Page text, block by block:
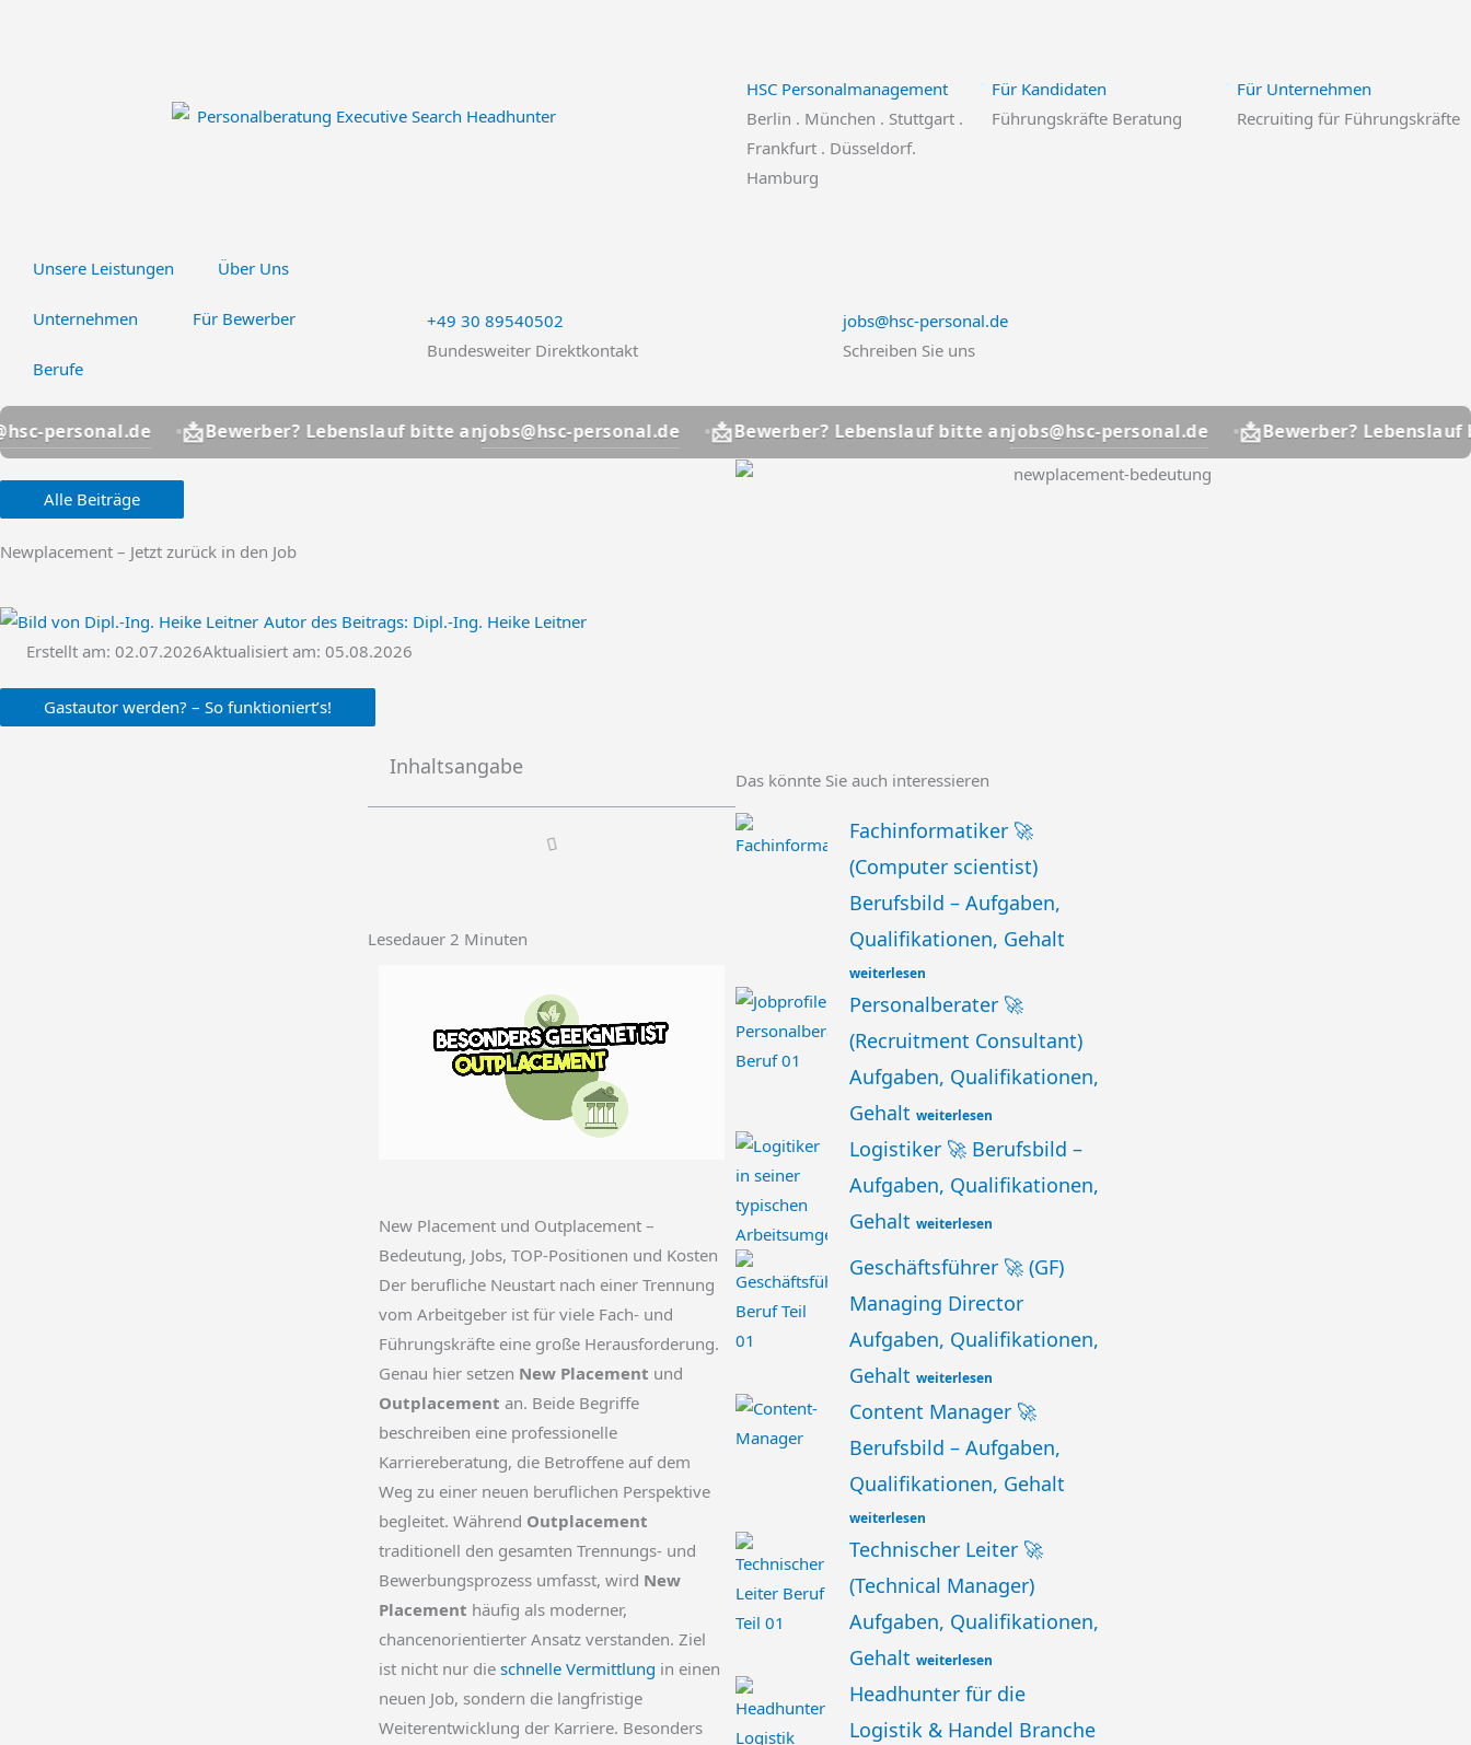
HSC Personalmanagement
Berlin . München . Stuttgart .
Frankfurt . Düsseldorf.
Hamburg
Für Kandidaten
Führungskräfte Beratung
Für Unternehmen
Recruiting für Führungskräfte
Unsere Leistungen Über Uns
Unternehmen Für Bewerber
Berufe
+49 30 89540502
Bundesweiter Direktkontakt
jobs@hsc-personal.de
Schreiben Sie uns
📩Bewerber? Lebenslauf bitte anjobs@hsc-personal.de 📩Bewerber? Lebenslauf bitte anjobs@hsc-personal.de 📩Bewerber? Lebenslauf bitte an
Alle Beiträge
Newplacement – Jetzt zurück in den Job
Autor des Beitrags: Dipl.-Ing. Heike Leitner
Erstellt am: 02.07.2026Aktualisiert am: 05.08.2026
Gastautor werden? – So funktioniert’s!
Inhaltsangabe
Lesedauer 2 Minuten
New Placement und Outplacement –
Bedeutung, Jobs, TOP-Positionen und Kosten
Der berufliche Neustart nach einer Trennung
vom Arbeitgeber ist für viele Fach- und
Führungskräfte eine große Herausforderung.
Genau hier setzen New Placement und
Outplacement an. Beide Begriffe
beschreiben eine professionelle
Karriereberatung, die Betroffene auf dem
Weg zu einer neuen beruflichen Perspektive
begleitet. Während Outplacement
traditionell den gesamten Trennungs- und
Bewerbungsprozess umfasst, wird New
Placement häufig als moderner,
chancenorientierter Ansatz verstanden. Ziel
ist nicht nur die schnelle Vermittlung in einen
neuen Job, sondern die langfristige
Weiterentwicklung der Karriere. Besonders
Das könnte Sie auch interessieren
Fachinformatiker 🚀
(Computer scientist)
Berufsbild – Aufgaben,
Qualifikationen, Gehalt
weiterlesen
Personalberater 🚀
(Recruitment Consultant)
Aufgaben, Qualifikationen,
Gehalt weiterlesen
Logistiker 🚀 Berufsbild –
Aufgaben, Qualifikationen,
Gehalt weiterlesen
Geschäftsführer 🚀 (GF)
Managing Director
Aufgaben, Qualifikationen,
Gehalt weiterlesen
Content Manager 🚀
Berufsbild – Aufgaben,
Qualifikationen, Gehalt
weiterlesen
Technischer Leiter 🚀
(Technical Manager)
Aufgaben, Qualifikationen,
Gehalt weiterlesen
Headhunter für die
Logistik & Handel Branche